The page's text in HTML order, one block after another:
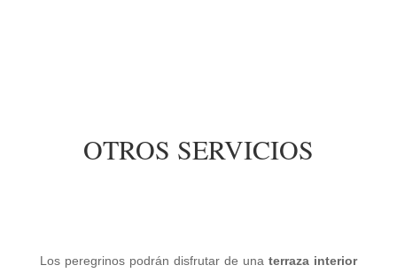
OTROS SERVICIOS
Los peregrinos podrán disfrutar de unaterraza interior